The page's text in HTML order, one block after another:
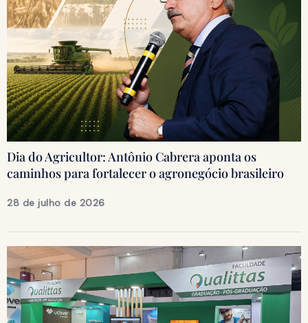
Dia do Agricultor: Antônio Cabrera aponta os
caminhos para fortalecer o agronegócio brasileiro
28 de julho de 2026